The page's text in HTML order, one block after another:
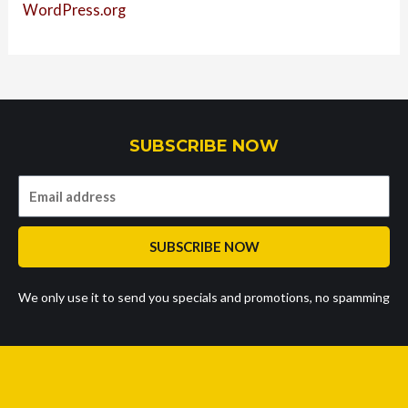
WordPress.org
SUBSCRIBE NOW
SUBSCRIBE NOW
We only use it to send you specials and promotions, no spamming